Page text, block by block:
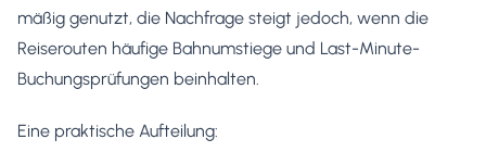
mäßig genutzt, die Nachfrage steigt jedoch, wenn die
Reiserouten häufige Bahnumstiege und Last-Minute-
Buchungsprüfungen beinhalten.
Eine praktische Aufteilung: